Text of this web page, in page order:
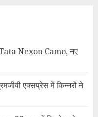
Nexon Camo, नए
एक्सप्रेस में किन्नरों ने